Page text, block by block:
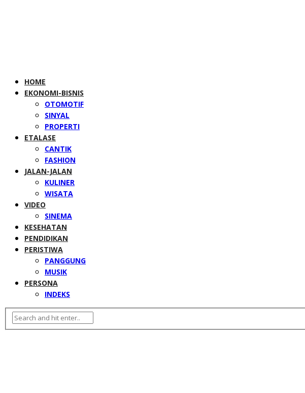
HOME
EKONOMI-BISNIS
OTOMOTIF
SINYAL
PROPERTI
ETALASE
CANTIK
FASHION
JALAN-JALAN
KULINER
WISATA
VIDEO
SINEMA
KESEHATAN
PENDIDIKAN
PERISTIWA
PANGGUNG
MUSIK
PERSONA
INDEKS